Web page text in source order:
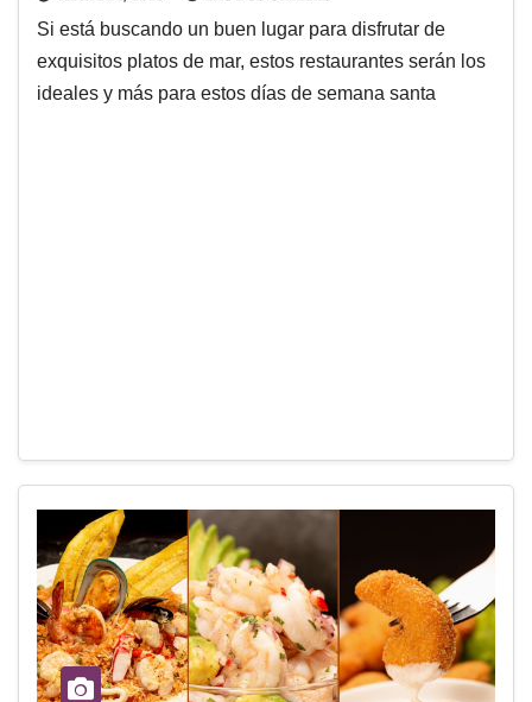
Si está buscando un buen lugar para disfrutar de
exquisitos platos de mar, estos restaurantes serán los
ideales y más para estos días de semana santa